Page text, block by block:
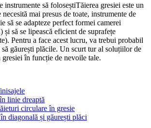
Tăierea gresiei este un
mai presus de toate, instrumente de
să se adapteze perfect formei camerei
și să se lipească eficient de suprafețe
Pentru a face acest lucru, va trebui probabil
să găurești plăcile. Un scurt tur al soluțiilor de
gresiei în funcție de nevoile tale.
linie dreaptă
circulare în gresie
diagonală și găurești plăci